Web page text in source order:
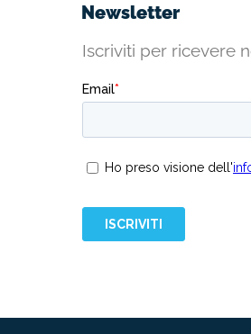
Newsletter
Iscriviti per ricevere